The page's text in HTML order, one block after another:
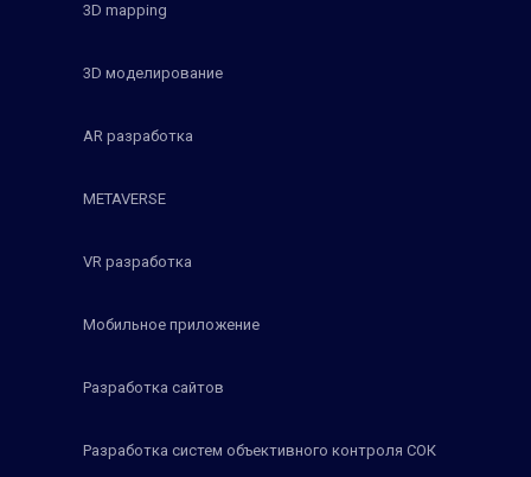
3D mapping
3D моделирование
AR разработка
METAVERSE
VR разработка
Мобильное приложение
Разработка сайтов
Разработка систем объективного контроля СОК